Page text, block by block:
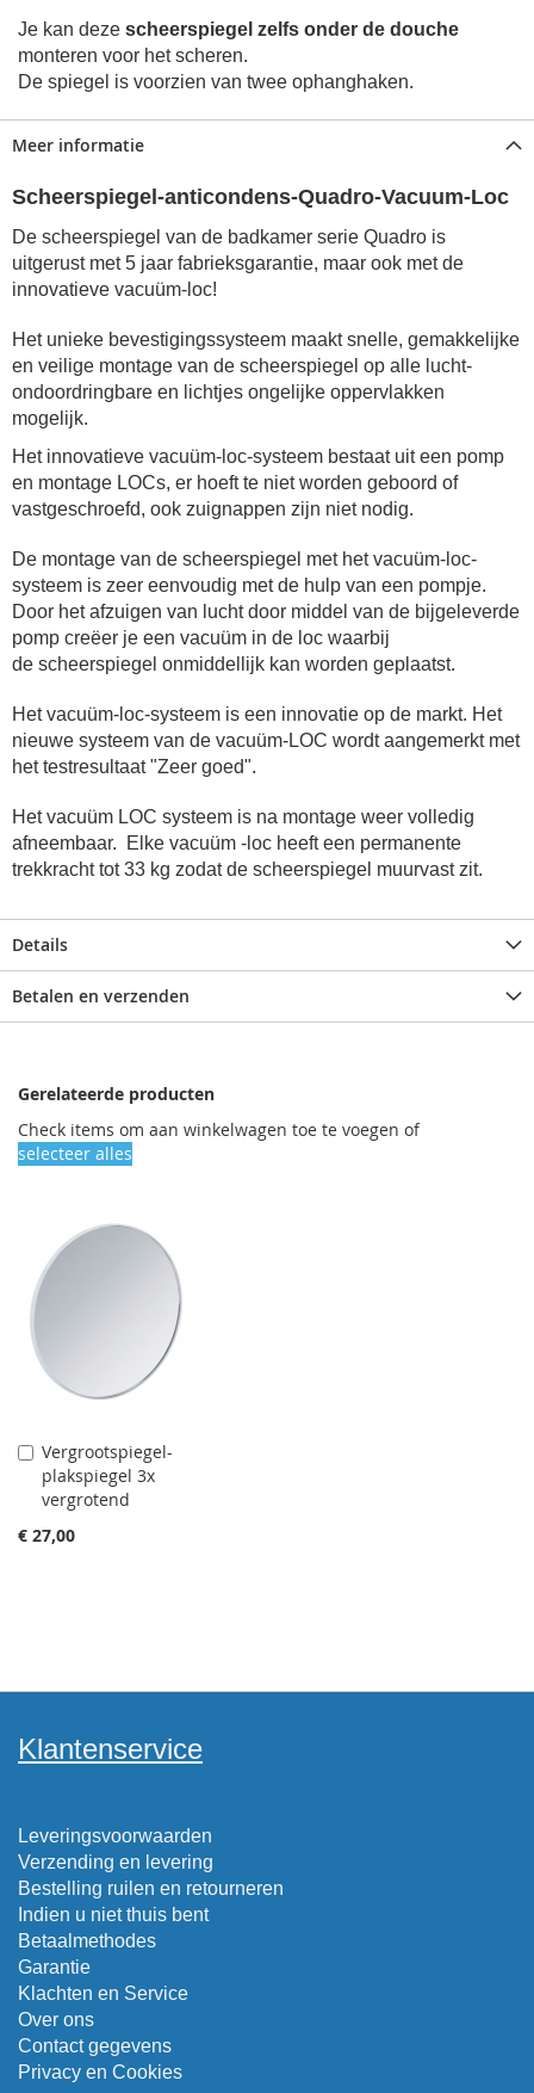
Je kan deze scheerspiegel zelfs onder de douche
monteren voor het scheren.
De spiegel is voorzien van twee ophanghaken.
Meer informatie
Scheerspiegel-anticondens-Quadro-Vacuum-Loc
De scheerspiegel van de badkamer serie Quadro is
uitgerust met 5 jaar fabrieksgarantie, maar ook met de
innovatieve vacuüm-loc!
Het unieke bevestigingssysteem maakt snelle, gemakkelijke
en veilige montage van de scheerspiegel op alle lucht-
ondoordringbare en lichtjes ongelijke oppervlakken
mogelijk.
Het innovatieve vacuüm-loc-systeem bestaat uit een pomp
en montage LOCs, er hoeft te niet worden geboord of
vastgeschroefd, ook zuignappen zijn niet nodig.
De montage van de scheerspiegel met het vacuüm-loc-
systeem is zeer eenvoudig met de hulp van een pompje.
Door het afzuigen van lucht door middel van de bijgeleverde
pomp creëer je een vacuüm in de loc waarbij
de scheerspiegel onmiddellijk kan worden geplaatst.
Het vacuüm-loc-systeem is een innovatie op de markt. Het
nieuwe systeem van de vacuüm-LOC wordt aangemerkt met
het testresultaat "Zeer goed".
Het vacuüm LOC systeem is na montage weer volledig
afneembaar.
Elke vacuüm -loc heeft een permanente
trekkracht tot 33 kg zodat de scheerspiegel muurvast zit.
Details
Betalen en verzenden
Gerelateerde producten
Check items om aan winkelwagen toe te voegen of
selecteer alles
Vergrootspiegel-
plakspiegel 3x
vergrotend
€ 27,00
Aan
winkelwagen
toevoegen
Klantenservice
Leveringsvoorwaarden
Verzending en levering
Bestelling ruilen en retourneren
Indien u niet thuis bent
Betaalmethodes
Garantie
Klachten en Service
Over ons
Contact gegevens
Privacy en Cookies